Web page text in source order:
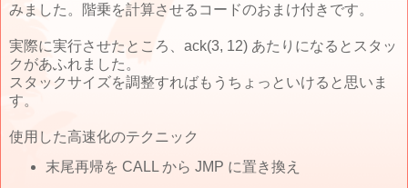
みました。階乗を計算させるコードのおまけ付きです。
実際に実行させたところ、ack(3, 12) あたりになるとスタッ
クがあふれました。
スタックサイズを調整すればもうちょっといけると思いま
す。
使用した高速化のテクニック
末尾再帰を CALL から JMP に置き換え